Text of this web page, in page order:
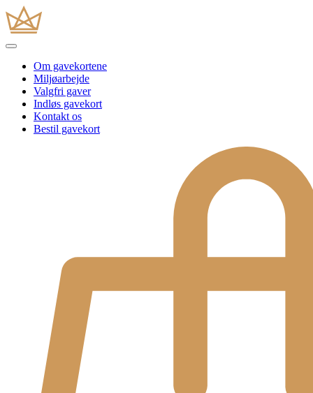
Om gavekortene
Miljøarbejde
Valgfri gaver
Indløs gavekort
Kontakt os
Bestil gavekort